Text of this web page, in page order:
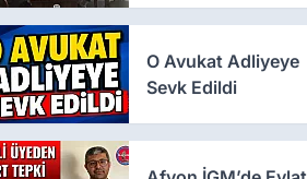
O Avukat Adliyeye
Sevk Edildi